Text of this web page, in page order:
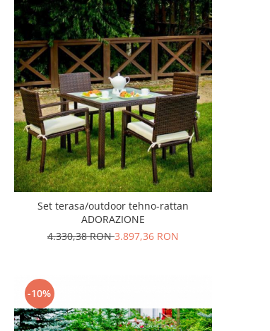
Set terasa/outdoor tehno-rattan
ADORAZIONE
4.330,38 RON3.897,36 RON
-10%